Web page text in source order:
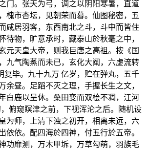
门。张天为弓，调之以阴阳寒暑，直道
槐市杳坛，见朝荣而暮。仙图秘密，五
咸居羽客，东西南北之斗，斗中而皆住
物，旷意承时，藏泰山於秋毫之中，
元天皇大帝，则我巨唐之高祖。按《国
九气陶蒸而未已，玄化大阐，六虚流转
毕。九十九万 亿岁，贮在弹丸，五千
昼。足蹈不灭之理，手握长生之文，
白鹿以呈休。桑田变而双桧不凋，江河
俯窥瞑津之前，下视浑沦之后。随机设
为师，上清下浊之初开，相离未远，六
依。配四海於四神，付五行於五帝。
功靡测，万木甲坼，万草勾萌，羽族毛